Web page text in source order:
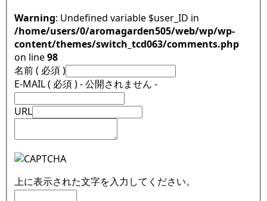
Warning : Undefined variable $user_ID in
/home/users/0/aromagarden505/web/wp/wp-
content/themes/switch_tcd063/comments.php
on line98
名前 ( 必須 )
E-MAIL ( 必須 ) - 公開されません -
URL
上に表示された文字を入力してください。